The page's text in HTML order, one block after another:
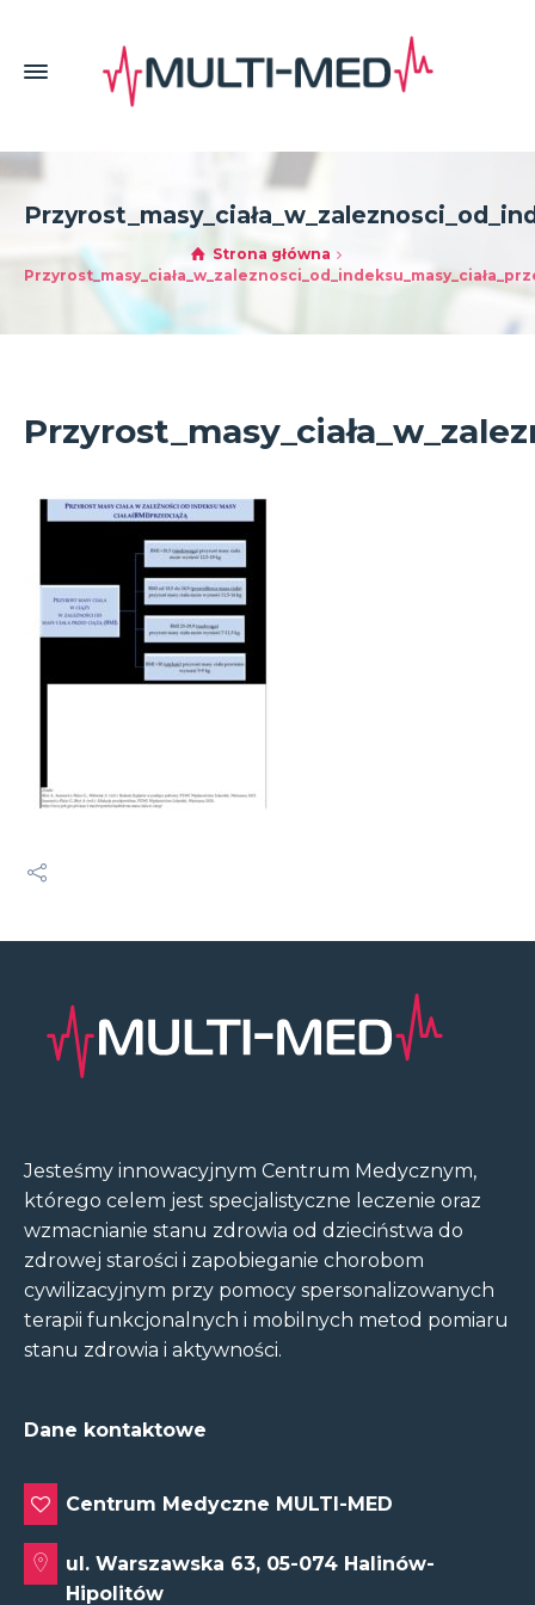
Strona główna
Jesteśmy innowacyjnym Centrum Medycznym,
którego celem jest specjalistyczne leczenie oraz
wzmacnianie stanu zdrowia od dzieciństwa do
zdrowej starości i zapobieganie chorobom
cywilizacyjnym przy pomocy spersonalizowanych
terapii funkcjonalnych i mobilnych metod pomiaru
stanu zdrowia i aktywności.
Dane kontaktowe
Centrum Medyczne MULTI-MED
ul. Warszawska 63, 05-074 Halinów-
Hipolitów